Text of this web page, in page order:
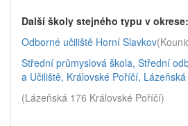
Další školy stejného typu v okrese:
Odborné učiliště Horní Slavkov
Střední průmyslová škola, Střední
a Učiliště, Královské Poříčí,
(Lázeňská 176 Královské Poříčí)